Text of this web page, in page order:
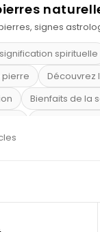
signes
spirituelle
pierre
Découvrez
Bienfaits de la